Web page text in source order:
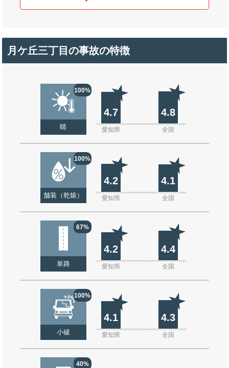
月ケ丘三丁目の事故の特徴
100%
晴
4.7 4.8
愛知県 全国
100%
舗装（乾燥）
4.2 4.1
愛知県 全国
67%
単路
4.2 4.4
愛知県 全国
100%
小破
4.1 4.3
愛知県 全国
40%